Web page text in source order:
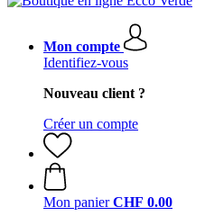
Mon compte
Identifiez-vous
Nouveau client ?
Créer un compte
Mon panier CHF 0.00